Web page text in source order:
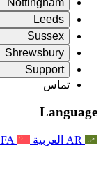
Nottingham
Review
رئیس بررسی
تیم بررسی
شرایط مرجع
گزارش نهایی
سوالات متداول
For Families
فرآیند بازخورد
آخرین
خبرنامه‌ها
Leeds
Review
رئیس بررسی
تیم بررسی
شرایط مرجع
تماس
حمایت روانی از
رویدادها
Sussex
Review
رئیس بررسی
تیم بررسی
شرایط مرجع
For Families
به روز رسانی
Shrewsbury
Review
شرح وظایف
اطلاعیه ها
Reports
گزارش نهایی
اولین گزارش از
For Families
Support
Leeds
Nottingham
خدمات
پشتیبانی
خدمات منطقه‌ای
تماس
Language
AR العربية FA